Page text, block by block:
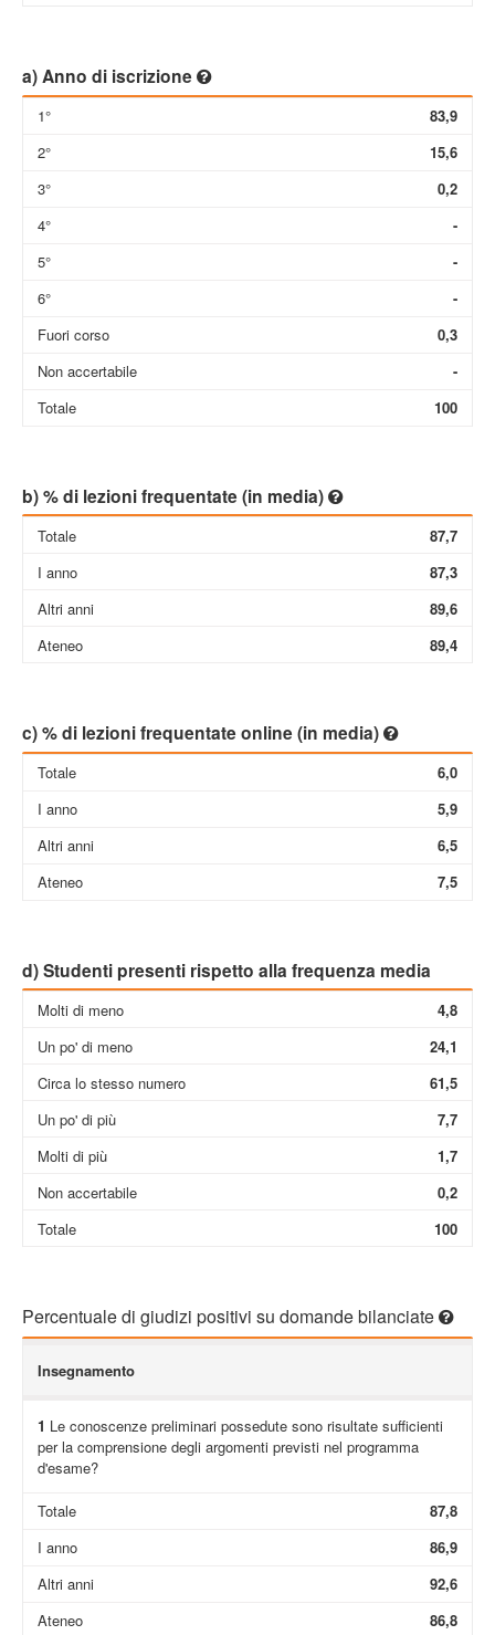
a) Anno di iscrizione
1°
2°
3°
4°
5°
6°
Fuori corso
Non accertabile
Totale
83,9
15,6
0,2
-
-
-
0,3
-
100
b) % di lezioni frequentate (in media)
Totale
I anno
Altri anni
Ateneo
87,7
87,3
89,6
89,4
c) % di lezioni frequentate online (in media)
Totale
I anno
Altri anni
Ateneo
6,0
5,9
6,5
7,5
d) Studenti presenti rispetto alla frequenza media
Molti di meno
Un po' di meno
Circa lo stesso numero
Un po' di più
Molti di più
Non accertabile
Totale
4,8
24,1
61,5
7,7
1,7
0,2
100
Percentuale di giudizi positivi su domande bilanciate
Insegnamento
1 Le conoscenze preliminari possedute sono risultate sufficienti
per la comprensione degli argomenti previsti nel programma
d'esame?
Totale
87,8
I anno
86,9
Altri anni
92,6
Ateneo
86,8